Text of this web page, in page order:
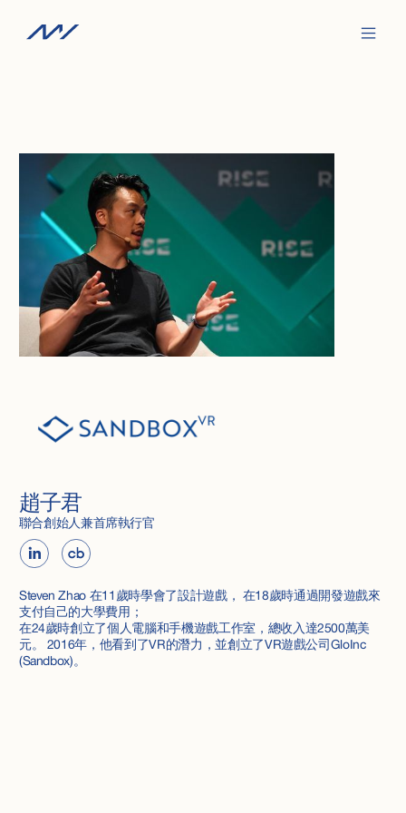
趙子君
聯合創始人兼首席執行官
Steven Zhao 在11歲時學會了設計遊戲， 在18歲時通過開發遊戲來
支付自己的大學費用；
在24歲時創立了個人電腦和手機遊戲工作室，總收入達2500萬美
元。 2016年，他看到了VR的潛力，並創立了VR遊戲公司GloInc
(Sandbox)。